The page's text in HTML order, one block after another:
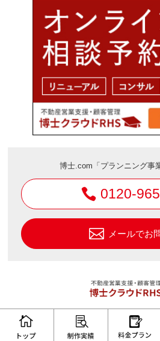
博士.com「プランニング事
0120-
メールでお